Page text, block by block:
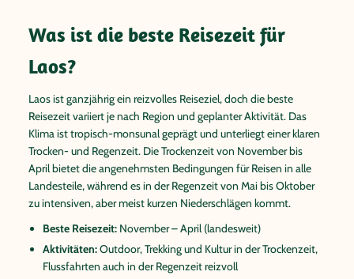
Was ist die beste Reisezeit für
Laos?
Laos ist ganzjährig ein reizvolles Reiseziel, doch die beste
Reisezeit variiert je nach Region und geplanter Aktivität. Das
Klima ist tropisch-monsunal geprägt und unterliegt einer klaren
Trocken- und Regenzeit. Die Trockenzeit von November bis
April bietet die angenehmsten Bedingungen für Reisen in alle
Landesteile, während es in der Regenzeit von Mai bis Oktober
zu intensiven, aber meist kurzen Niederschlägen kommt.
Beste Reisezeit: November – April (landesweit)
Aktivitäten:Outdoor, Trekking und Kultur in der Trockenzeit,
Flussfahrten auch in der Regenzeit reizvoll